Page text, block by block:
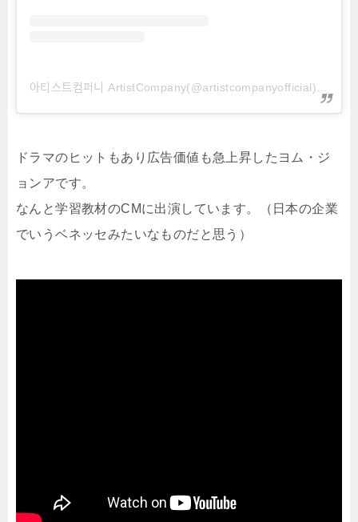
ドラマのヒットもあり広告価値も急上昇したヨム・ジ
ョンアです。
なんと学習教材のCMに出演しています。（日本の企業
でいうベネッセみたいなものだと思う）